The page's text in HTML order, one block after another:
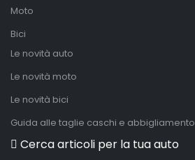
Moto
Bici
Le novità auto
Le novità moto
Le novità bici
Guida alle taglie caschi e abbigliamento
Cerca articoli per la tua auto